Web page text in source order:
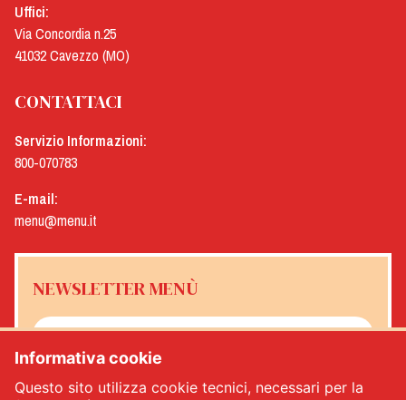
Uffici:
Via Concordia n.25
41032 Cavezzo (MO)
CONTATTACI
Servizio Informazioni:
800-070783
E-mail:
menu@menu.it
NEWSLETTER MENÙ
Informativa cookie
Questo sito utilizza cookie tecnici, necessari per la